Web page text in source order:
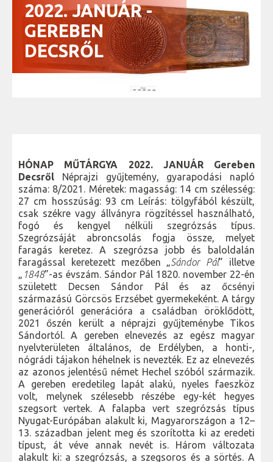
2022. JANUÁR -
GEREBEN
DECSRŐL
HÓNAP MŰTÁRGYA 2022. JANUÁR
Gereben
Decsről Néprajzi gyűjtemény, gyarapodási napló
száma: 8/2021. Méretek: magasság: 14 cm szélesség:
27 cm hosszúság: 93 cm Leírás: tölgyfából készült,
csak székre vagy állványra rögzítéssel használható,
fogó és kengyel nélküli szegrózsás típus.
Szegrózsáját abroncsolás fogja össze, melyet
faragás keretez. A szegrózsa jobb és baloldalán
faragással keretezett mezőben „Sándor Pál” illetve
„ 1848”-as évszám. Sándor Pál 1820. november 22-én
született Decsen Sándor Pál és az őcsényi
származású Görcsös Erzsébet gyermekeként. A tárgy
generációról generációra a családban öröklődött,
2021 őszén került a néprajzi gyűjteménybe Tikos
Sándortól. A gereben elnevezés az egész magyar
nyelvterületen általános, de Erdélyben, a honti-,
nógrádi tájakon héhelnek is nevezték. Ez az elnevezés
az azonos jelentésű német Hechel szóból származik.
A gereben eredetileg lapát alakú, nyeles faeszköz
volt, melynek szélesebb részébe egy-két hegyes
szegsort vertek. A falapba vert szegrózsás típus
Nyugat-Európában alakult ki, Magyarországon a 12–
13. században jelent meg és szorította ki az eredeti
típust, át véve annak nevét is. Három változata
alakult ki: a szegrózsás, a szegsoros és a sörtés. A